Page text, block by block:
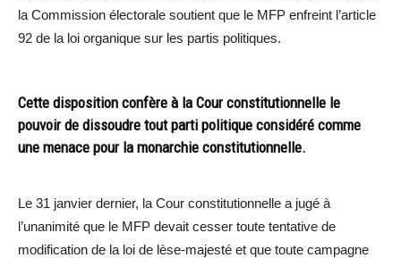
la Commission électorale soutient que le MFP enfreint l’article
92 de la loi organique sur les partis politiques.
Cette disposition confère à la Cour constitutionnelle le
pouvoir de dissoudre tout parti politique considéré comme
une menace pour la monarchie constitutionnelle.
Le 31 janvier dernier, la Cour constitutionnelle a jugé à
l’unanimité que le MFP devait cesser toute tentative de
modification de la loi de lèse-majesté et que toute campagne